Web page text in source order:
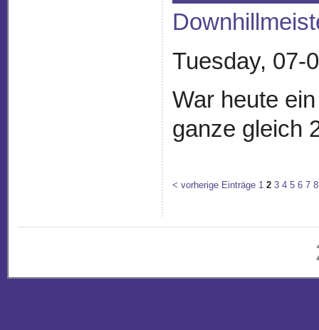
Tuesday, 07-
War heute
ganze gleich
< vorherige Einträge 1 2 3 4 5 6 7 8